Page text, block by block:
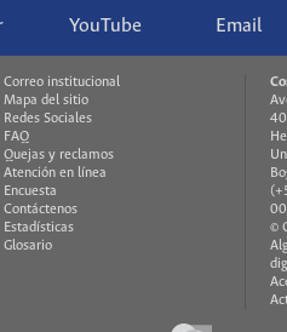
YouTube Email
Correo institucional
Mapa del sitio
Redes Sociales
FAQ
Quejas y reclamos
Atención en línea
Encuesta
Contáctenos
Estadísticas
Glosario
©